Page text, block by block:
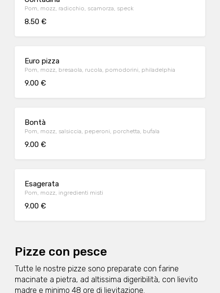
Pom, mozz, radicchio, scamorza, speck
8.50 €
Euro pizza
Pom, mozz, bresaola, rucola, pomodorini, philadelphia
9.00 €
Bontà
Pom, mozz, salsiccia, peperoni, porchetta, bufala
9.00 €
Esagerata
Pom, mozz, ingredienti misti
9.00 €
Pizze con pesce
Tutte le nostre pizze sono preparate con farine
macinate a pietra, ad altissima digeribilità, con lievito
madre e minimo 48 ore di lievitazione.